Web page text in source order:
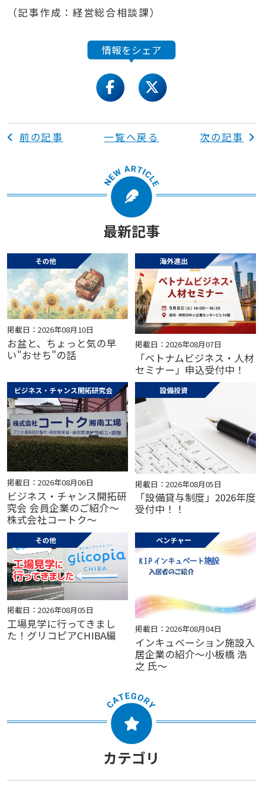
（記事作成：経営総合相談課）
情報をシェア
facebooktwitter
前の記事 一覧へ戻る 次の記事
最新記事
その他
掲載日：2026年08月10日
お盆と、ちょっと気の早
い"おせち"の話
海外進出
掲載日：2026年08月07日
「ベトナムビジネス・人材
セミナー」申込受付中！
ビジネス・チャンス開拓研究会
掲載日：2026年08月06日
ビジネス・チャンス開拓研
究会 会員企業のご紹介～
株式会社コートク～
設備投資
掲載日：2026年08月05日
「設備貸与制度」2026年度
受付中！！
その他
掲載日：2026年08月05日
工場見学に行ってきまし
た！グリコピアCHIBA編
ベンチャー
掲載日：2026年08月04日
インキュベーション施設入
居企業の紹介～小板橋 浩
之 氏～
カテゴリ